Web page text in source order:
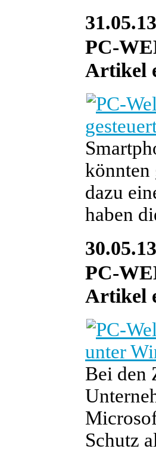
31.05.13
PC-
Artikel
könnten
dazu
haben
30.05.13
PC-
Artikel
unter
Bei den
Schutz